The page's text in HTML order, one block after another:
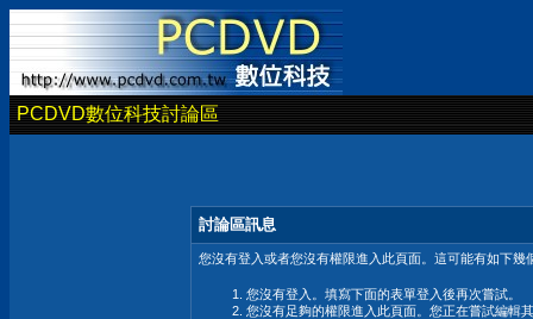
PCDVD數位科技討論區
討論區訊息
您沒有登入或者您沒有權限進入此頁面。這可能有如下幾
您沒有登入。填寫下面的表單登入後再次嘗試。
您沒有足夠的權限進入此頁面。您正在嘗試編輯